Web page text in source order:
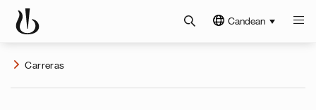
Candean
Carreras